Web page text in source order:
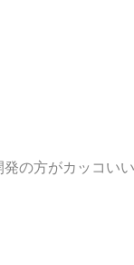
の方がカッコい